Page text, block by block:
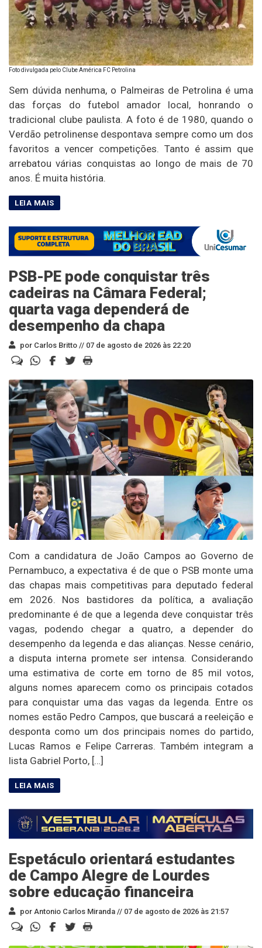
Foto divulgada pelo Clube América FC Petrolina
Sem dúvida nenhuma, o Palmeiras de Petrolina é uma
das forças do futebol amador local, honrando o
tradicional clube paulista. A foto é de 1980, quando o
Verdão petrolinense despontava sempre como um dos
favoritos a vencer competições. Tanto é assim que
arrebatou várias conquistas ao longo de mais de 70
anos. É muita história.
PSB-PE pode conquistar três
cadeiras na Câmara Federal;
quarta vaga dependerá de
desempenho da chapa
por Carlos Britto // 07 de agosto de 2026 às 22:20
Com a candidatura de João Campos ao Governo de
Pernambuco, a expectativa é de que o PSB monte uma
das chapas mais competitivas para deputado federal
em 2026. Nos bastidores da política, a avaliação
predominante é de que a legenda deve conquistar três
vagas, podendo chegar a quatro, a depender do
desempenho da legenda e das alianças. Nesse cenário,
a disputa interna promete ser intensa. Considerando
uma estimativa de corte em torno de 85 mil votos,
alguns nomes aparecem como os principais cotados
para conquistar uma das vagas da legenda. Entre os
nomes estão Pedro Campos, que buscará a reeleição e
desponta como um dos principais nomes do partido,
Lucas Ramos e Felipe Carreras. Também integram a
lista Gabriel Porto, […]
Espetáculo orientará estudantes
de Campo Alegre de Lourdes
sobre educação financeira
por Antonio Carlos Miranda // 07 de agosto de 2026 às 21:57